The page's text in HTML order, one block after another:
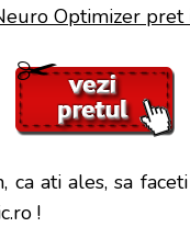
Optimizer pret
ca ati ales, sa
!